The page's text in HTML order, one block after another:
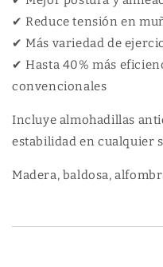
✔ Reduce tensión en
✔ Más variedad de
✔ Hasta 40% más
convencionales
Incluye almohadillas
estabilidad en cualquier
Madera, baldosa,